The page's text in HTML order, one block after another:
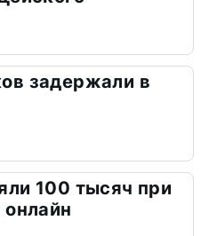
задержали в
100 тысяч при
онлайн